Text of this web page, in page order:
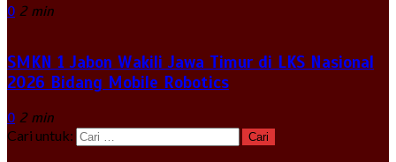
0 2 min
SMKN 1 Jabon Wakili Jawa Timur di LKS Nasional
2026 Bidang Mobile Robotics
0 2 min
Cari untuk: